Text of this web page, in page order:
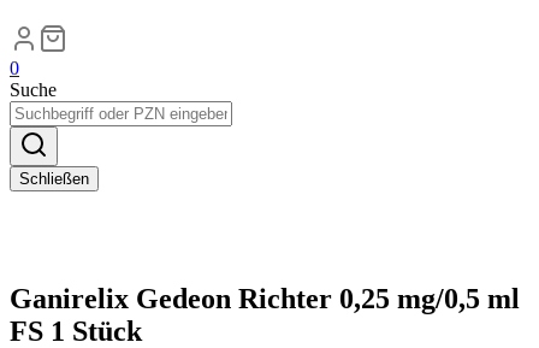
0
Suche
Schließen
Ganirelix Gedeon Richter 0,25 mg/0,5 ml
FS 1 Stück